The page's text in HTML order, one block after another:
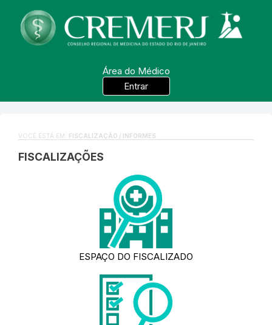
Área do Médico
Entrar
VOCÊ ESTÁ EM: FISCALIZAÇÃO / INFORMES
FISCALIZAÇÕES
ESPAÇO DO FISCALIZADO